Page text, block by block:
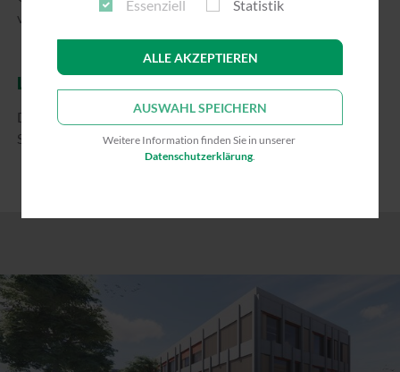
vermeiden bzw. minimieren helfen.
LAGE
Die Erasmusstraße befindet sich im Stadtteil Großreuth bei
Schweinau.
Essenziell Statistik
ALLE AKZEPTIEREN
AUSWAHL SPEICHERN
Weitere Information finden Sie in unserer
Datenschutzerklärung